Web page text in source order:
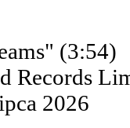
(3:54)
Records
2026